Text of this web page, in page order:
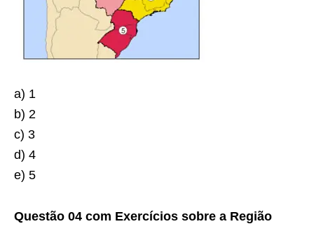
a) 1
b) 2
c) 3
d) 4
e) 5
Questão 04 com Exercícios sobre a Região